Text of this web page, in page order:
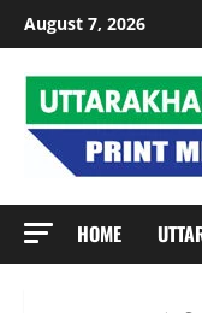
Skip
to
content
August 7, 2026
HOME